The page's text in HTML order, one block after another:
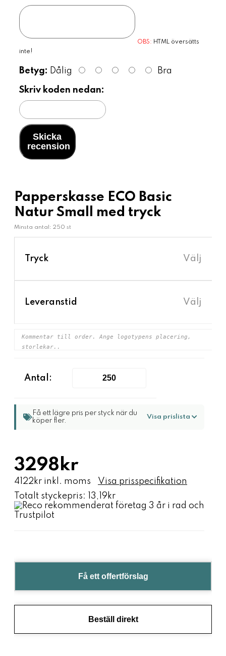
OBS: HTML översätts
inte!
Betyg: Dålig Bra
Skriv koden nedan:
Skicka
recension
Papperskasse ECO Basic
Natur Small med tryck
Minsta antal: 250 st
Tryck Välj
Leveranstid Välj
Antal:
Få ett lägre pris per styck när du
köper fler.
Visa prislista
3298kr
4122kr inkl. moms
Visa prisspecifikation
Totalt styckepris:
13,19kr
Få ett offertförslag
Beställ direkt